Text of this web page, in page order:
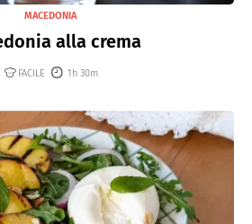
MACEDONIA
alla crema
FACILE 1h 30m